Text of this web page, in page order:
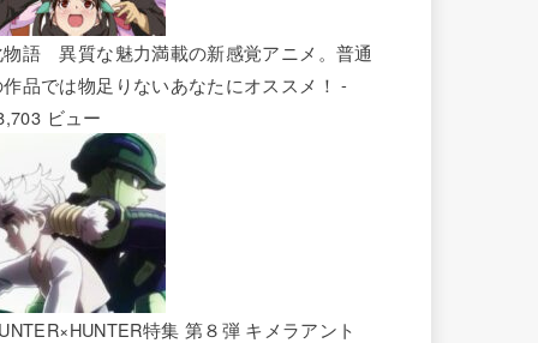
物語 異質な魅力満載の新感覚アニメ。普通
品では物足りないあなたにオススメ！ -
ビュー
特集 第８弾 キメラアント